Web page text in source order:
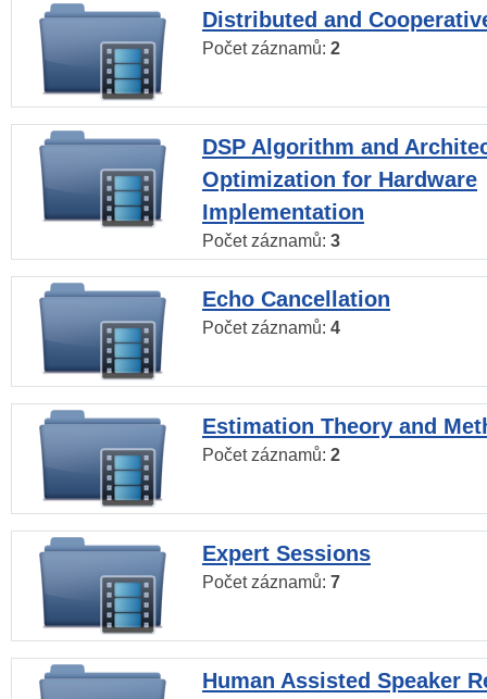
Distributed and
Počet záznamů: 2
DSP Algorithm and
Optimization for Hardware
Implementation
Počet záznamů: 3
Echo Cancellation
Počet záznamů: 4
Estimation Theory and
Počet záznamů: 2
Expert Sessions
Počet záznamů: 7
Human Assisted Speaker